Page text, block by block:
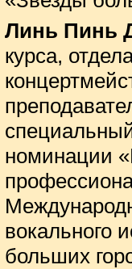
Линь Пинь
курса,
номинации
вокального
больших